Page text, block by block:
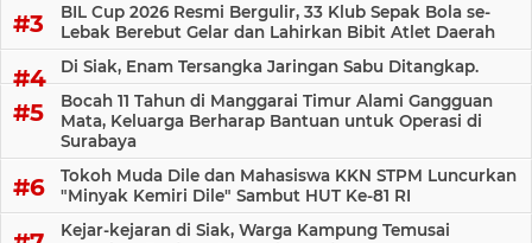
BIL Cup 2026 Resmi Bergulir, 33 Klub Sepak Bola se-
Lebak Berebut Gelar dan Lahirkan Bibit Atlet Daerah
Di Siak, Enam Tersangka Jaringan Sabu Ditangkap.
Bocah 11 Tahun di Manggarai Timur Alami Gangguan
Mata, Keluarga Berharap Bantuan untuk Operasi di
Surabaya
Tokoh Muda Dile dan Mahasiswa KKN STPM Luncurkan
"Minyak Kemiri Dile" Sambut HUT Ke-81 RI
Kejar-kejaran di Siak, Warga Kampung Temusai